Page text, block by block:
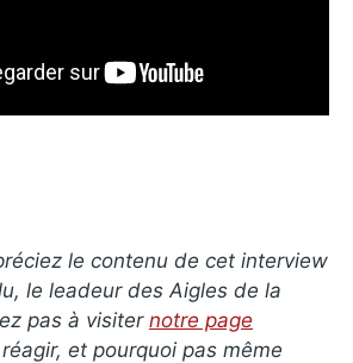
le contenu de cet interview
le leadeur des Aigles de la
pas à visiter notre page
et pourquoi pas même